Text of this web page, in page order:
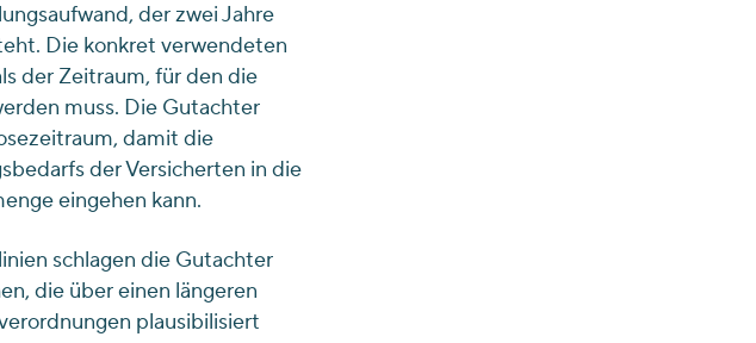
der zwei Jahre
Die konkret verwendeten
der Zeitraum, für den die
muss. Die Gutachter
damit die
der Versicherten in die
eingehen kann.
schlagen die Gutachter
die über einen längeren
plausibilisiert